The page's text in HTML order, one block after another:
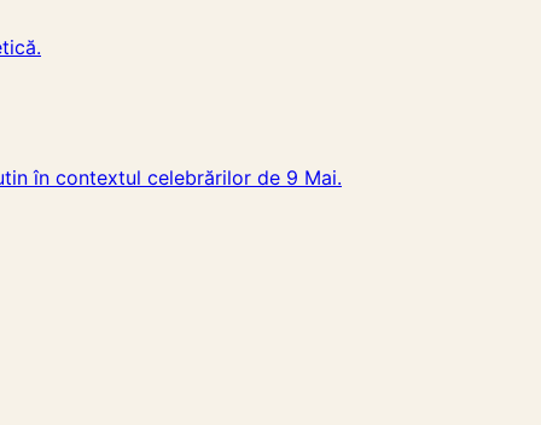
în contextul celebrărilor de 9 Mai.